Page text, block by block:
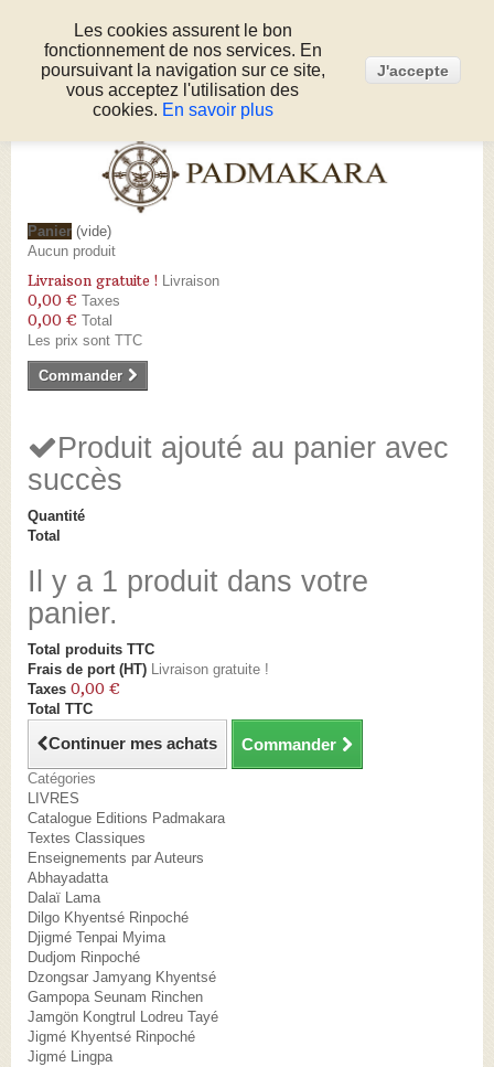
Connexion
Appelez-nous au :05 53 50 80 51
Panier (vide)
Aucun produit
Livraison gratuite ! Livraison
0,00 € Taxes
0,00 € Total
Les prix sont TTC
Commander
Produit ajouté au panier avec
succès
Quantité
Total
Il y a 1 produit dans votre
panier.
Total produits TTC
Frais de port (HT) Livraison gratuite !
Taxes 0,00 €
Total TTC
Continuer mes achats Commander
Catégories
LIVRES
Catalogue Editions Padmakara
Textes Classiques
Enseignements par Auteurs
Abhayadatta
Dalaï Lama
Dilgo Khyentsé Rinpoché
Djigmé Tenpai Myima
Dudjom Rinpoché
Dzongsar Jamyang Khyentsé
Gampopa Seunam Rinchen
Jamgön Kongtrul Lodreu Tayé
Jigmé Khyentsé Rinpoché
Jigmé Lingpa
Les cookies assurent le bon
fonctionnement de nos services. En
poursuivant la navigation sur ce site,
vous acceptez l'utilisation des
cookies. En savoir plus
J'accepte